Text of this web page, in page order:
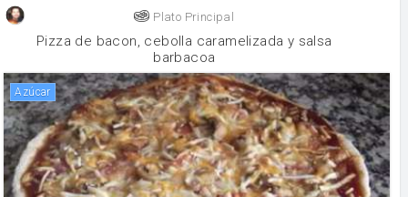
Plato Principal
Pizza de bacon, cebolla caramelizada y salsa
barbacoa
Azúcar